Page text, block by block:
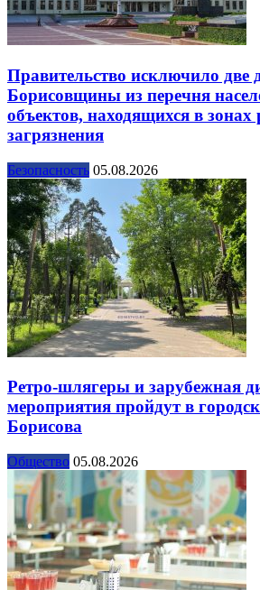
Правительство исключило две
Борисовщины из перечня
объектов, находящихся в зонах
загрязнения
Безопасность 05.08.2026
Ретро-шлягеры и зарубежная
мероприятия пройдут в
Борисова
Общество 05.08.2026